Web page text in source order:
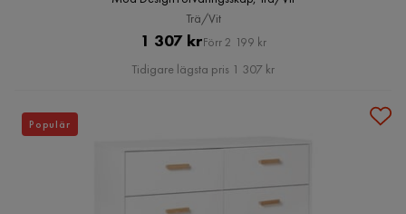
Trä/Vit
Pris
1 307 krOriginal
Pris
Förr 2 199 kr
Tidigare lägsta pris 1 307 kr
Populär